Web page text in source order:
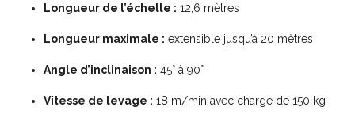
Longueur de l’échelle : 12,6 mètres
Longueur maximale : extensible jusqu’à 20 mètres
Angle d’inclinaison : 45° à 90°
Vitesse de levage : 18 m/min avec charge de 150 kg